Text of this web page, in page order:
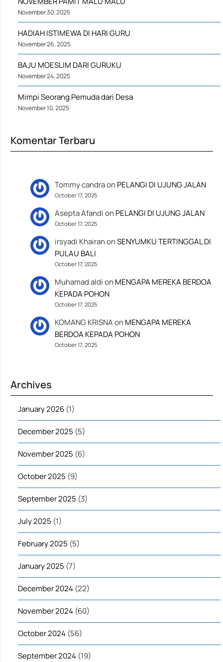
November 30, 2025
HADIAH ISTIMEWA DI HARI GURU
November 26, 2025
BAJU MOESLIM DARI GURUKU
November 24, 2025
Mimpi Seorang Pemuda dari Desa
November 10, 2025
Komentar Terbaru
Tommy candraon PELANGI DI UJUNG JALAN
October 17, 2025
Asepta Afandion PELANGI DI UJUNG JALAN
October 17, 2025
irsyadi KhairanonSENYUMKU TERTINGGAL DI
PULAU BALI
October 17, 2025
Muhamad aldion MENGAPA MEREKA BERDOA
KEPADA POHON
October 17, 2025
KOMANG KRISNAon MENGAPA MEREKA
BERDOA KEPADA POHON
October 17, 2025
Archives
January 2026 (1)
December 2025 (5)
November 2025 (6)
October 2025 (9)
September 2025 (3)
July 2025 (1)
February 2025 (5)
January 2025 (7)
December 2024 (22)
November 2024 (60)
October 2024 (56)
September 2024 (19)